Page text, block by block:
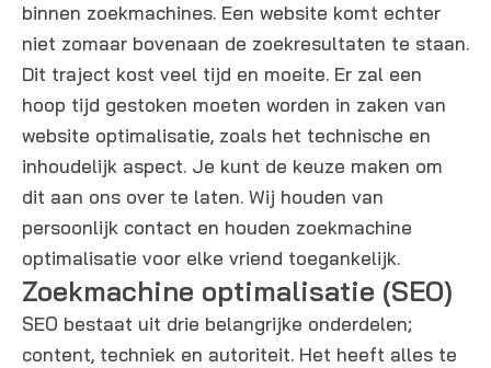
binnen zoekmachines. Een website komt echter
niet zomaar bovenaan de zoekresultaten te staan.
Dit traject kost veel tijd en moeite. Er zal een
hoop tijd gestoken moeten worden in zaken van
website optimalisatie, zoals het technische en
inhoudelijk aspect. Je kunt de keuze maken om
dit aan ons over te laten. Wij houden van
persoonlijk contact en houden zoekmachine
optimalisatie voor elke vriend toegankelijk.
Zoekmachine optimalisatie (SEO)
SEO bestaat uit drie belangrijke onderdelen;
content, techniek en autoriteit. Het heeft alles te